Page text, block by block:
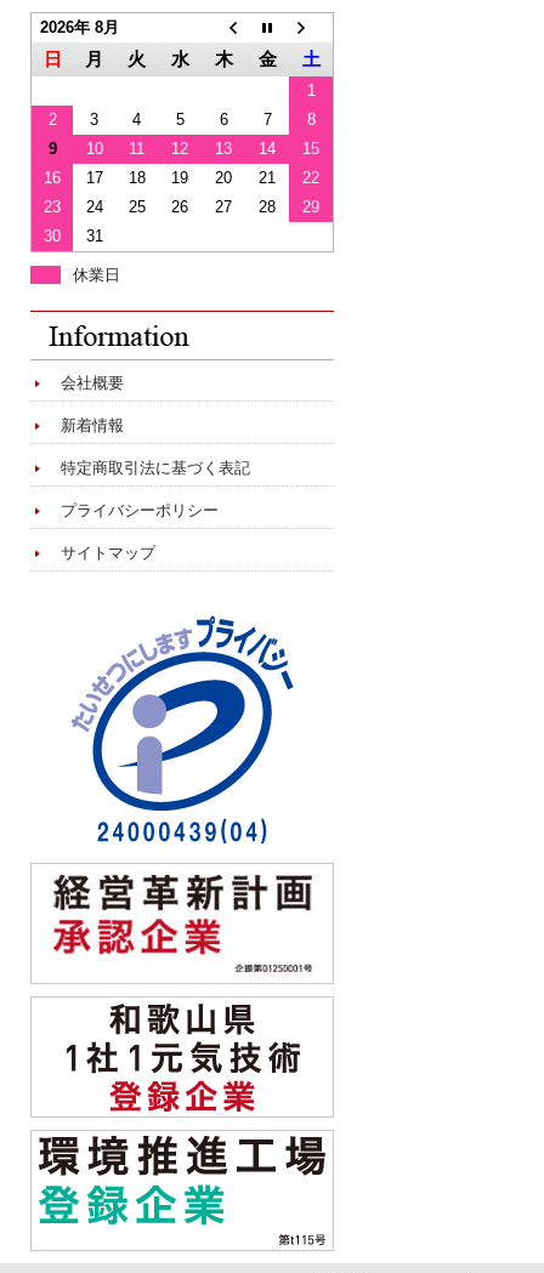
2026年 8月
日 月 火 水 木 金 土
1
2
3 4 5 6 7
8
9
10 11 12 13 14
15
16
17 18 19 20 21
22
23
24 25 26 27 28
29
30
31
休業日
会社概要
新着情報
特定商取引法に基づく表記
プライバシーポリシー
サイトマップ